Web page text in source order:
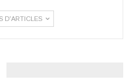
D'ARTICLES